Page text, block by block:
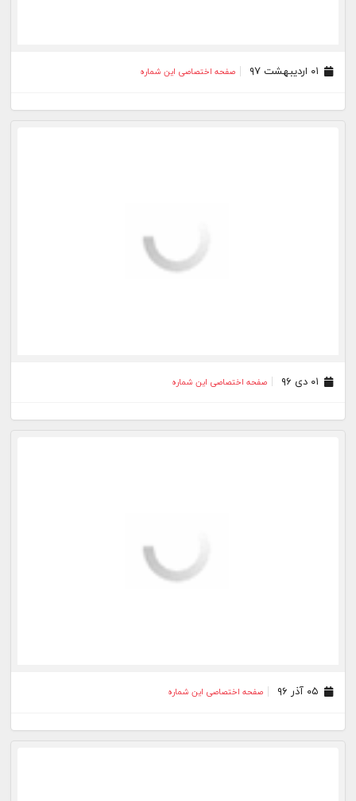
صفحه اختصاصی این شماره
صفحه اختصاصی این شماره
صفحه اختصاصی این شماره